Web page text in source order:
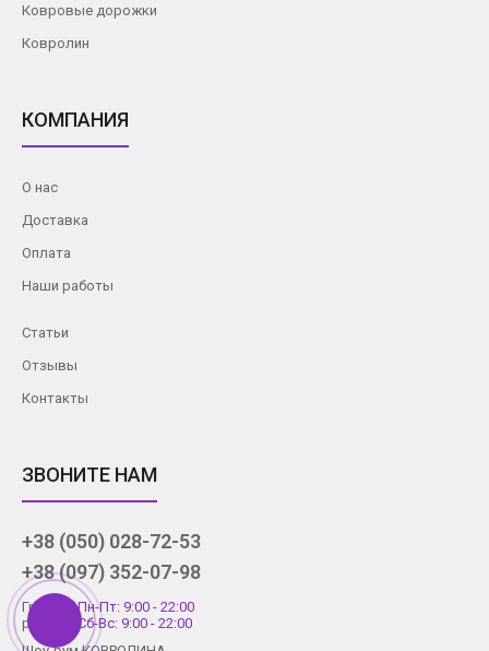
Ковровые дорожки
Ковролин
КОМПАНИЯ
О нас
Доставка
Оплата
Наши работы
Статьи
Отзывы
Контакты
ЗВОНИТЕ НАМ
+38 (050) 028-72-53
+38 (097) 352-07-98
График
работы
Пн-Пт: 9:00 - 22:00
Сб-Вс: 9:00 - 22:00